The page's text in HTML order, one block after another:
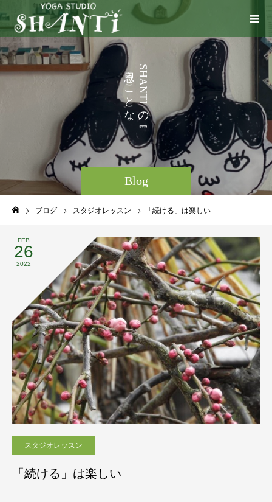
Blog
S
H
A
N
T
I
の
。
う
こ
と
な
ど
い
ろ
ブログ スタジオレッスン 「続ける」は楽しい
FEB
26
2022
スタジオレッスン
「続ける」は楽しい